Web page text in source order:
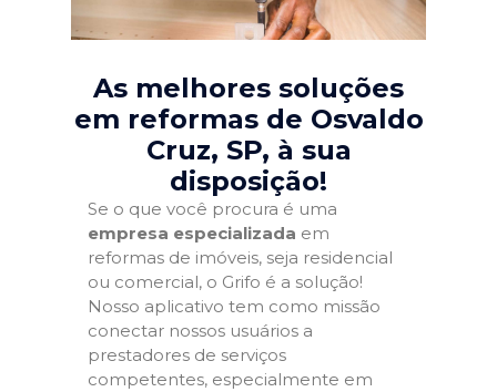
As melhores soluções
em reformas de Osvaldo
Cruz, SP, à sua
disposição!
Se o que você procura é uma
empresa especializada em
reformas de imóveis, seja residencial
ou comercial, o Grifo é a solução!
Nosso aplicativo tem como missão
conectar nossos usuários a
prestadores de serviços
competentes, especialmente em